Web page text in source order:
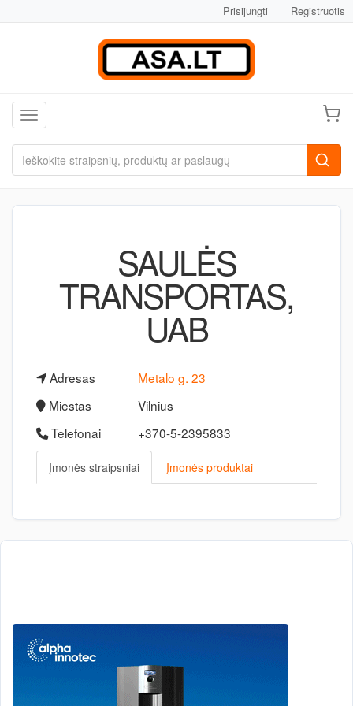
Prisijungti Registruotis
Toggle navigation
SAULĖS
TRANSPORTAS,
UAB
Adresas
Metalo g. 23
Miestas
Vilnius
Telefonai
+370-5-2395833
Įmonės straipsniai Įmonės produktai